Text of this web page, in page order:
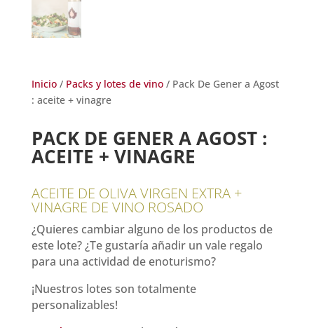
Inicio/ Packs y lotes de vino/ Pack De Gener a Agost
: aceite + vinagre
PACK DE GENER A AGOST :
ACEITE + VINAGRE
ACEITE DE OLIVA VIRGEN EXTRA +
VINAGRE DE VINO ROSADO
¿Quieres cambiar alguno de los productos de
este lote? ¿Te gustaría añadir un vale regalo
para una actividad de enoturismo?
¡Nuestros lotes son totalmente
personalizables!